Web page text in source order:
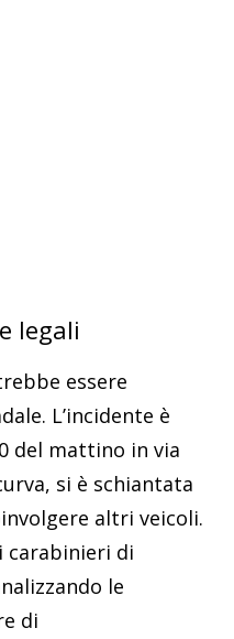
legali
essere
L’incidente è
del mattino in via
si è schiantata
altri veicoli.
carabinieri di
le
di